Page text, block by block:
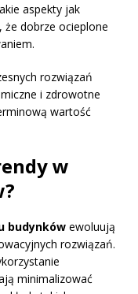
aspekty jak
że dobrze ocieplone
rozwiązań
i zdrowotne
wartość
w
budynków ewoluują
rozwiązań.
minimalizować